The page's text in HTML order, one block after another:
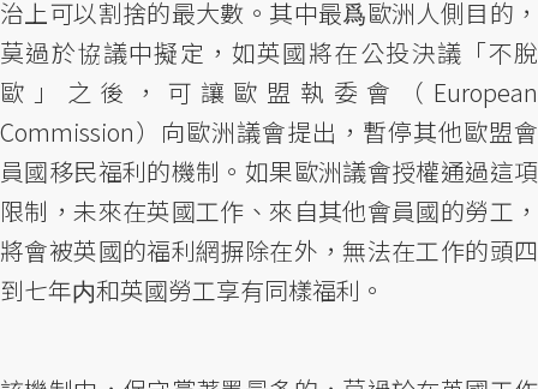
治上可以割捨的最大數。其中最爲歐洲人側目的，
莫過於協議中擬定，如英國將在公投決議「不脫
歐」之後，可讓歐盟執委會（European
Commission）向歐洲議會提出，暫停其他歐盟會
員國移民福利的機制。如果歐洲議會授權通過這項
限制，未來在英國工作、來自其他會員國的勞工，
將會被英國的福利網摒除在外，無法在工作的頭四
到七年内和英國勞工享有同樣福利。